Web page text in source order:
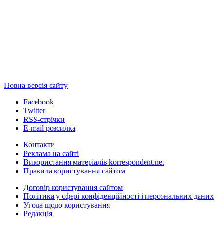
Повна версія сайту
Facebook
Twitter
RSS-стрічки
E-mail розсилка
Контакти
Реклама на сайті
Використання матеріалів korrespondent.net
Правила користування сайтом
Договір користування сайтом
Політика у сфері конфіденційності і персональних даних
Угода щодо користування
Редакція